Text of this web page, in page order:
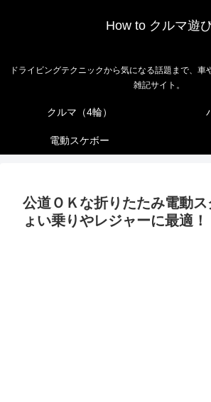
How to クルマ遊
ドライビングテクニックから気になる話題まで、車
雑記サイト。
クルマ（4輪）
電動スケボー
公道ＯＫな折りたたみ電動
ょい乗りやレジャーに最適！